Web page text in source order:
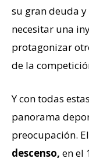
su gran deuda
necesitar una
protagonizar
de la
Y con todas
panorama
preocupación.
descenso, en el